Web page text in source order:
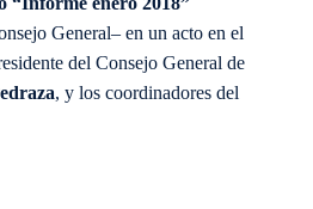
General– en un acto en el
del Consejo General de
, y los coordinadores del